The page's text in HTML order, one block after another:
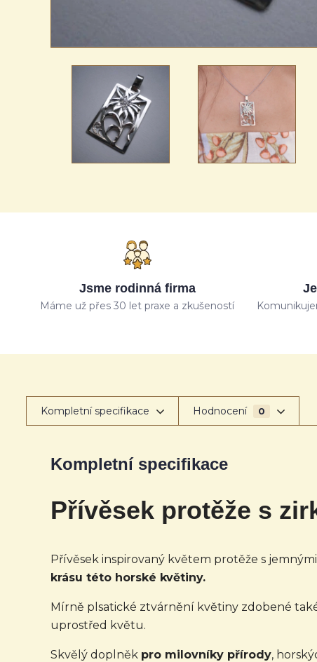
Jsme rodinná firma
Máme už přes 30 let praxe a zkušeností
Kompletní specifikace Hodnocení 0
Kompletní specifikace
Přívěsek protěže s
Přívěsek inspirovaný květem protěže s
krásu této horské květiny.
Mírně plsatické ztvárnění květiny zdobené
uprostřed květu.
Skvělý doplněk pro milovníky přírody,